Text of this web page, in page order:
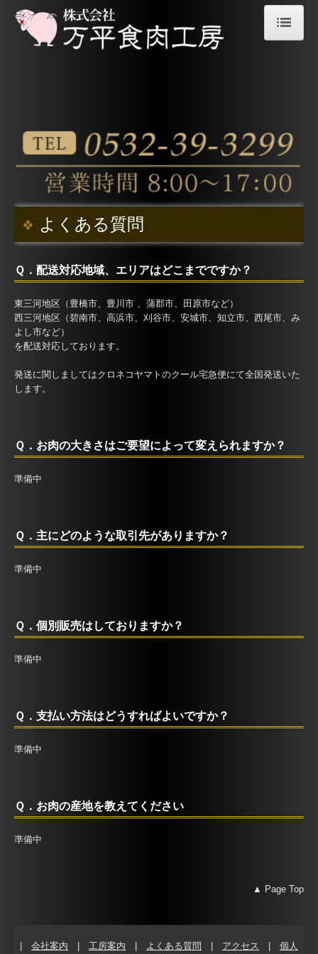
健康牛
森林どり
生産者紹介
お問合せ
よくある質問
Ｑ．配送対応地域、エリアはどこまでですか？
東三河地区（豊橋市、豊川市 、蒲郡市、田原市など）
西三河地区（碧南市、高浜市、刈谷市、安城市、知立市、西尾市、み
よし市など）
を配送対応しております。
発送に関しましてはクロネコヤマトのクール宅急便にて全国発送いた
します。
Ｑ．お肉の大きさはご要望によって変えられますか？
準備中
Ｑ．主にどのような取引先がありますか？
準備中
Ｑ．個別販売はしておりますか？
準備中
Ｑ．支払い方法はどうすればよいですか？
準備中
Ｑ．お肉の産地を教えてください
準備中
▲ Page Top
会社案内 工房案内 よくある質問 アクセス 個人